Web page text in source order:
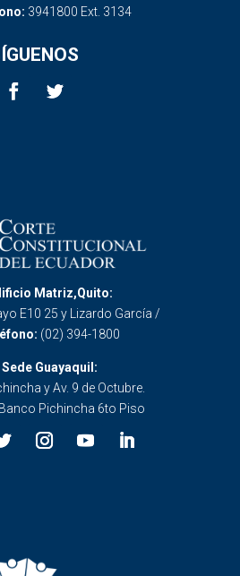
3941800 Ext. 3134
Matriz,Quito:
E10 25 y Lizardo García /
(02) 394-1800
Sede Guayaquil:
y Av. 9 de Octubre.
Pichincha 6to Piso